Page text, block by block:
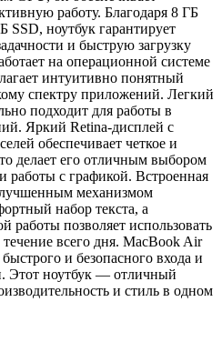
работу. Благодаря 8 ГБ
SSD, ноутбук гарантирует
и быструю загрузку
на операционной системе
интуитивно понятный
спектру приложений. Легкий
подходит для работы в
Яркий Retina-дисплей с
обеспечивает четкое и
делает его отличным выбором
работы с графикой. Встроенная
механизмом
набор текста, а
работы позволяет использовать
течение всего дня. MacBook Air
и безопасного входа и
Этот ноутбук — отличный
и стиль в одном